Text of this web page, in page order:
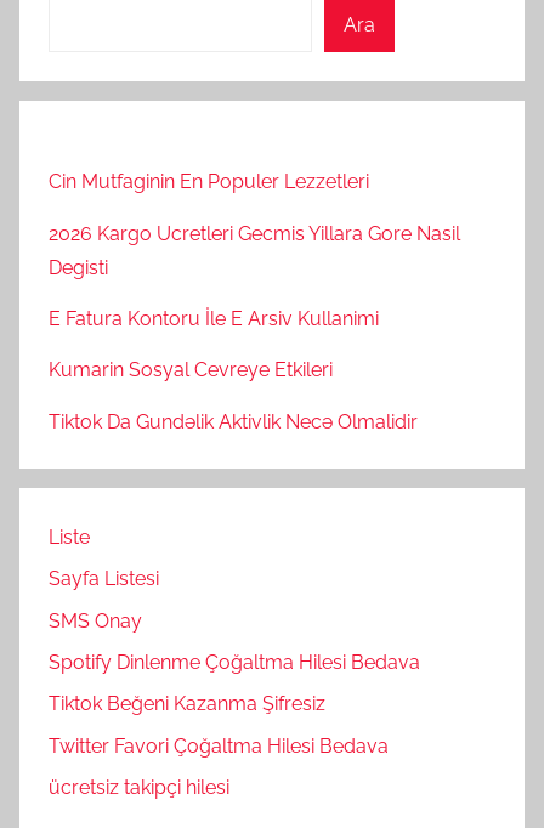
Ara
Cin Mutfaginin En Populer Lezzetleri
2026 Kargo Ucretleri Gecmis Yillara Gore Nasil
Degisti
E Fatura Kontoru İle E Arsiv Kullanimi
Kumarin Sosyal Cevreye Etkileri
Tiktok Da Gundəlik Aktivlik Necə Olmalidir
Liste
Sayfa Listesi
SMS Onay
Spotify Dinlenme Çoğaltma Hilesi Bedava
Tiktok Beğeni Kazanma Şifresiz
Twitter Favori Çoğaltma Hilesi Bedava
ücretsiz takipçi hilesi